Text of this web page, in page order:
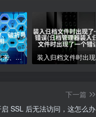
破折号怎么打出来、破折号的正确使用
下一篇
SSL 后无法访问，这怎么办